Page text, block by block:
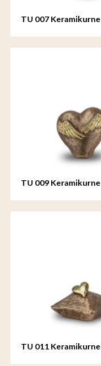
TU 007 Keramikurne
TU 009 Keramikurne
TU 011 Keramikurne